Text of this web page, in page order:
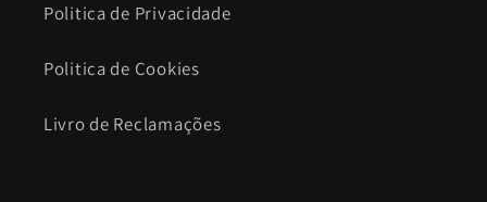
Politica de Privacidade
Politica de Cookies
Livro de Reclamações